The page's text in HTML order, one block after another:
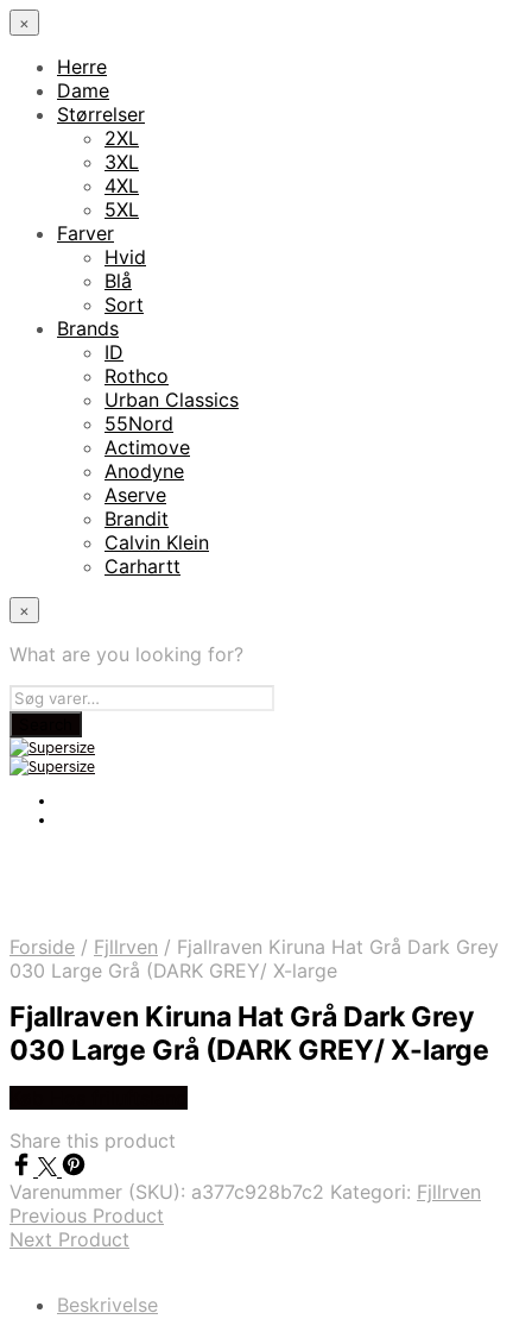
×
Herre
Dame
Størrelser
2XL
3XL
4XL
5XL
Farver
Hvid
Blå
Sort
Brands
ID
Rothco
Urban Classics
55Nord
Actimove
Anodyne
Aserve
Brandit
Calvin Klein
Carhartt
×
What are you looking for?
Forside / Fjllrven / Fjallraven Kiruna Hat Grå Dark Grey
030 Large Grå (DARK GREY/ X-large
Fjallraven Kiruna Hat Grå Dark Grey
030 Large Grå (DARK GREY/ X-large
Share this product
Varenummer (SKU): a377c928b7c2 Kategori: Fjllrven
Previous Product
Next Product
Beskrivelse